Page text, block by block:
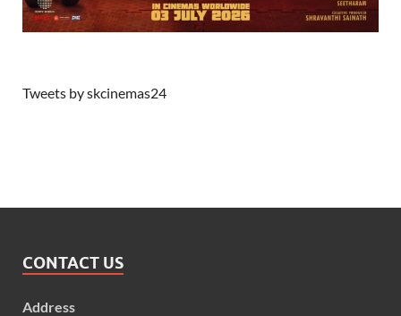
Tweets by skcinemas24
CONTACT US
Address